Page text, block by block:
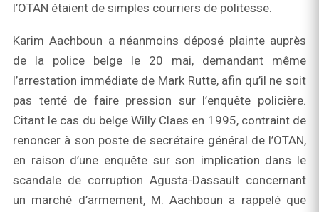
l’OTAN étaient de simples courriers de politesse.
Karim Aachboun a néanmoins déposé plainte auprès
de la police belge le 20 mai, demandant même
l’arrestation immédiate de Mark Rutte, afin qu’il ne soit
pas tenté de faire pression sur l’enquête policière.
Citant le cas du belge Willy Claes en 1995, contraint de
renoncer à son poste de secrétaire général de l’OTAN,
en raison d’une enquête sur son implication dans le
scandale de corruption Agusta‑Dassault concernant
un marché d’armement, M. Aachboun a rappelé que